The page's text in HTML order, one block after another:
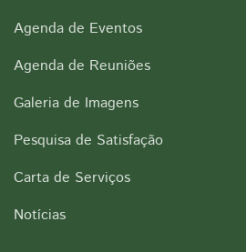
Agenda de Eventos
Agenda de Reuniões
Galeria de Imagens
Pesquisa de Satisfação
Carta de Serviços
Notícias